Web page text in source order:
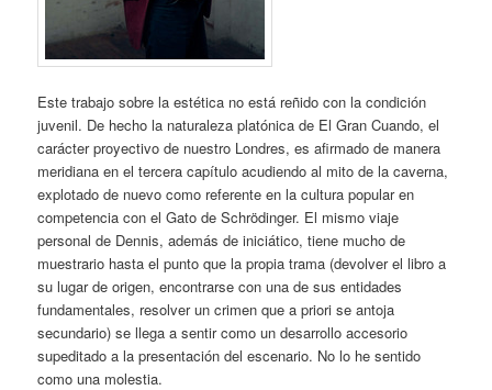
Este trabajo sobre la estética no está reñido con la condición
juvenil. De hecho la naturaleza platónica de El Gran Cuando, el
carácter proyectivo de nuestro Londres, es afirmado de manera
meridiana en el tercera capítulo acudiendo al mito de la caverna,
explotado de nuevo como referente en la cultura popular en
competencia con el Gato de Schrödinger. El mismo viaje
personal de Dennis, además de iniciático, tiene mucho de
muestrario hasta el punto que la propia trama (devolver el libro a
su lugar de origen, encontrarse con una de sus entidades
fundamentales, resolver un crimen que a priori se antoja
secundario) se llega a sentir como un desarrollo accesorio
supeditado a la presentación del escenario. No lo he sentido
como una molestia.